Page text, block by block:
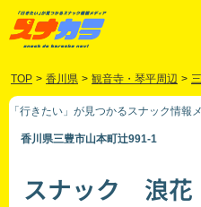
TOP > 香川県 > 観音寺・琴平周辺 >
「行きたい」が見つかるスナック情報
香川県三豊市山本町辻991-1
スナック 浪花